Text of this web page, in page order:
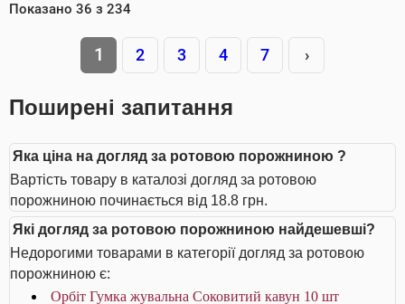
Показано 36 з 234
1 2 3 4 7 ›
Поширені запитання
Яка ціна на догляд за ротовою порожниною ?
Вартість товару в каталозі догляд за ротовою
порожниною починається від 18.8 грн.
Які догляд за ротовою порожниною найдешевші?
Недорогими товарами в категорії догляд за ротовою
порожниною є:
Орбіт Гумка жувальна Соковитий кавун 10 шт